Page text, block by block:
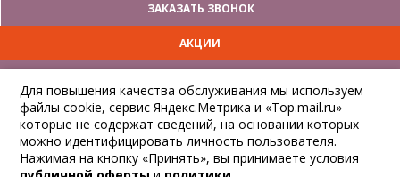
ЗАКАЗАТЬ ЗВОНОК
АКЦИИ
ОПЛАТА
ОТСЛЕДИТЬ ЗАКАЗ
Для повышения качества обслуживания мы используем
файлы cookie, сервис Яндекс.Метрика и «Top.mail.ru»
которые не содержат сведений, на основании которых
можно идентифицировать личность пользователя.
Нажимая на кнопку «Принять», вы принимаете условия